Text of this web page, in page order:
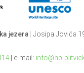
jezera| Josipa Jovića
| e-mail: info@np-